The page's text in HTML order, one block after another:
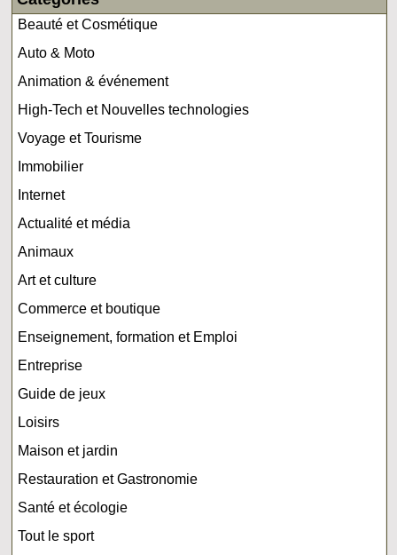
Beauté et Cosmétique
Auto & Moto
Animation & événement
High-Tech et Nouvelles technologies
Voyage et Tourisme
Immobilier
Internet
Actualité et média
Animaux
Art et culture
Commerce et boutique
Enseignement, formation et Emploi
Entreprise
Guide de jeux
Loisirs
Maison et jardin
Restauration et Gastronomie
Santé et écologie
Tout le sport